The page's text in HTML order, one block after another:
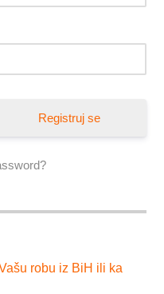
Registruj se
robu iz BiH ili ka